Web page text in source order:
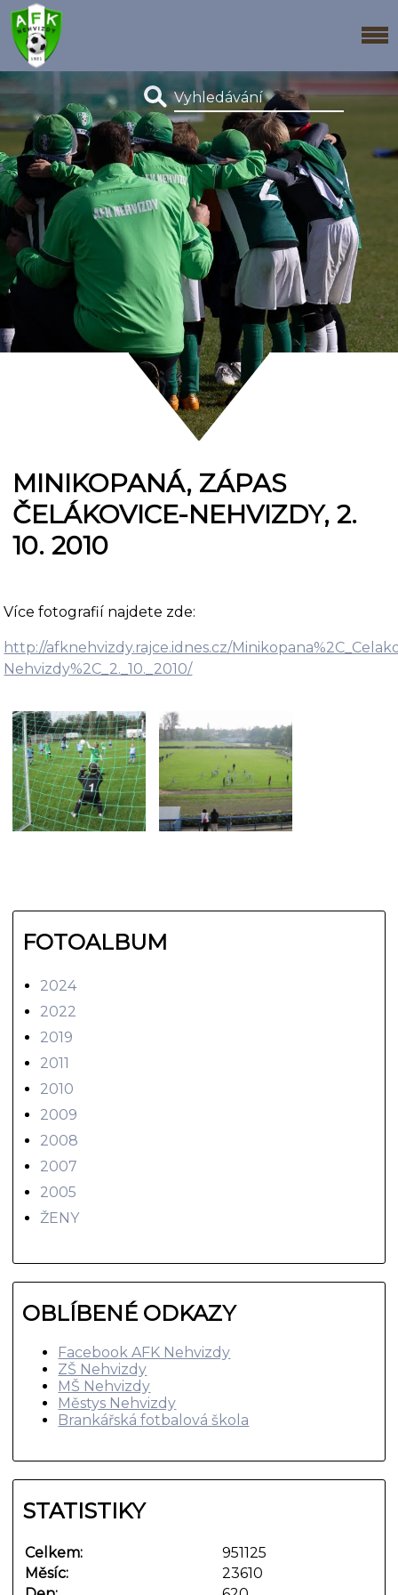
MINIKOPANÁ, ZÁPAS
ČELÁKOVICE-NEHVIZDY, 2.
10. 2010
Více fotografií najdete zde:
http://afknehvizdy.rajce.idnes.cz/
Nehvizdy%2C_2._10._2010/
FOTOALBUM
2024
2022
2019
2011
2010
2009
2008
2007
2005
ŽENY
OBLÍBENÉ ODKAZY
Facebook AFK Nehvizdy
ZŠ Nehvizdy
MŠ Nehvizdy
Městys Nehvizdy
Brankářská fotbalová škola
STATISTIKY
Celkem:
951125
Měsíc:
23610